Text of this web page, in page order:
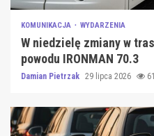
KOMUNIKACJA WYDARZENIA
W niedzielę zmiany w
powodu IRONMAN 70.3
Damian Pietrzak 29 lipca 2026 61